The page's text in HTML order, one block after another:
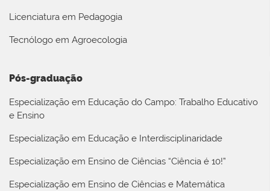
Licenciatura em Pedagogia
Tecnólogo em Agroecologia
Pós-graduação
Especialização em Educação do Campo: Trabalho Educativo
e Ensino
Especialização em Educação e Interdisciplinaridade
Especialização em Ensino de Ciências “Ciência é 10!”
Especialização em Ensino de Ciências e Matemática